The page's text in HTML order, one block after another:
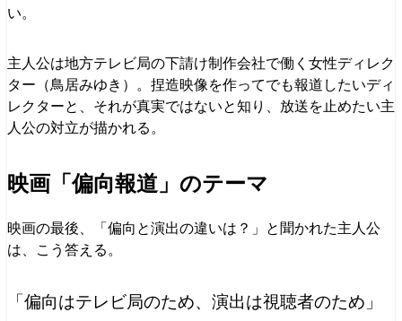
い。
主人公は地方テレビ局の下請け制作会社で働く女性ディレク
ター（鳥居みゆき）。捏造映像を作ってでも報道したいディ
レクターと、それが真実ではないと知り、放送を止めたい主
人公の対立が描かれる。
映画「偏向報道」のテーマ
映画の最後、「偏向と演出の違いは？」と聞かれた主人公
は、こう答える。
「偏向はテレビ局のため、演出は視聴者のため」